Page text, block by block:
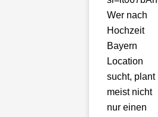
Wer nach
Hochzeit
Bayern
Location
sucht, plant
meist nicht
nur einen